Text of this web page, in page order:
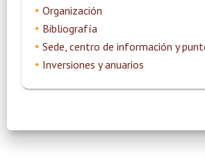
Organización
Bibliografía
Sede, centro de información y
Inversiones y anuarios